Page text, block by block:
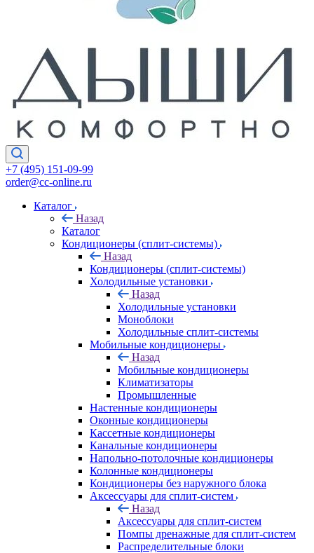
+7 (495) 151-09-99
order@cc-online.ru
Каталог
Назад
Каталог
Кондиционеры (сплит-системы)
Назад
Кондиционеры (сплит-системы)
Холодильные установки
Назад
Холодильные установки
Моноблоки
Холодильные сплит-системы
Мобильные кондиционеры
Назад
Мобильные кондиционеры
Климатизаторы
Промышленные
Настенные кондиционеры
Оконные кондиционеры
Кассетные кондиционеры
Канальные кондиционеры
Напольно-потолочные кондиционеры
Колонные кондиционеры
Кондиционеры без наружного блока
Аксессуары для сплит-систем
Назад
Аксессуары для сплит-систем
Помпы дренажные для сплит-систем
Распределительные блоки